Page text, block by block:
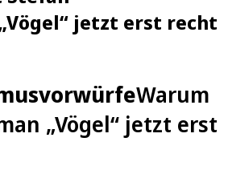
jetzt erst recht
Warum
„Vögel“ jetzt erst